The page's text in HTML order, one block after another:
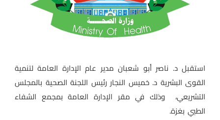
استقبل د. ناصر أبو شعبان مدير عام الإدارة العامة لتنمية
القوى البشرية د. خميس النجار رئيس اللجنة الصحية بالمجلس
التشريعي،وذلك في مقر الإدارة العامة بمجمع الشفاء
الطبي بغزة.